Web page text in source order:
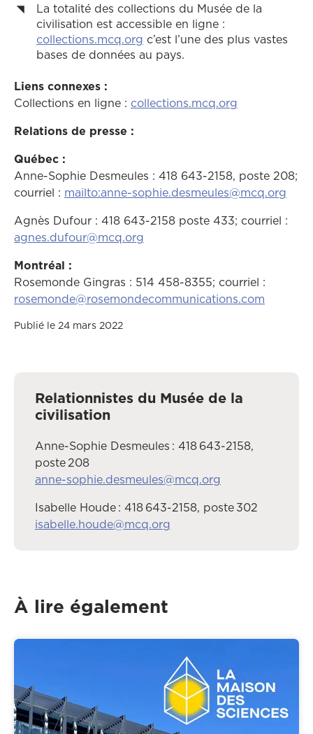
La totalité des collections du Musée de la
civilisation est accessible en ligne :
collections.mcq.org c’est l’une des plus vastes
bases de données au pays.
Liens connexes :
Collections en ligne : collections.mcq.org
Relations de presse :
Québec :
Anne-Sophie Desmeules : 418 643-2158, poste 208;
courriel : mailto:anne-sophie.desmeules@mcq.org
Agnès Dufour : 418 643-2158 poste 433; courriel :
agnes.dufour@mcq.org
Montréal :
Rosemonde Gingras : 514 458-8355; courriel :
rosemonde@rosemondecommunications.com
Publié le 24 mars 2022
Relationnistes du Musée de la
civilisation
Anne-Sophie Desmeules : 418 643-2158,
poste 208
anne-sophie.desmeules@mcq.org
Isabelle Houde : 418 643-2158, poste 302
isabelle.houde@mcq.org
À lire également